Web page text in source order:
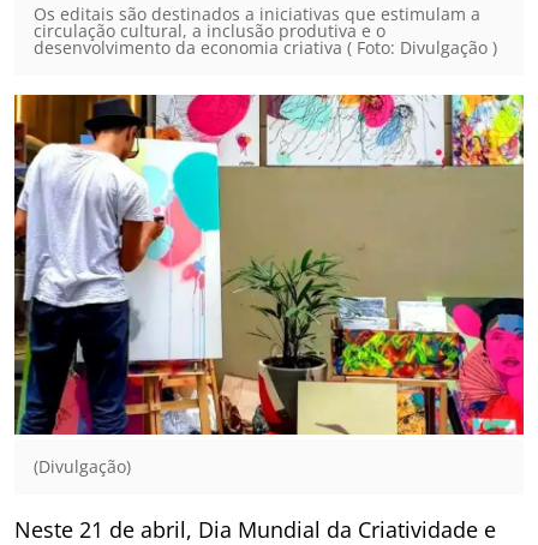
Os editais são destinados a iniciativas que estimulam a
circulação cultural, a inclusão produtiva e o
desenvolvimento da economia criativa ( Foto: Divulgação )
(Divulgação)
Neste 21 de abril, Dia Mundial da Criatividade e